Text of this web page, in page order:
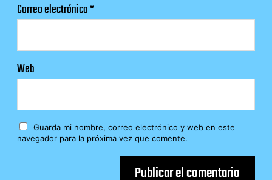
Correo electrónico*
Web
Guarda mi nombre, correo electrónico y web en este
navegador para la próxima vez que comente.